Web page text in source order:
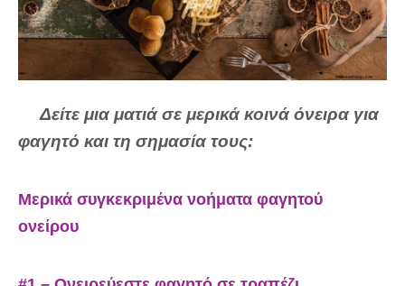
Δείτε μια ματιά σε μερικά κοινά όνειρα για
φαγητό και τη σημασία τους:
Μερικά συγκεκριμένα νοήματα φαγητού
ονείρου